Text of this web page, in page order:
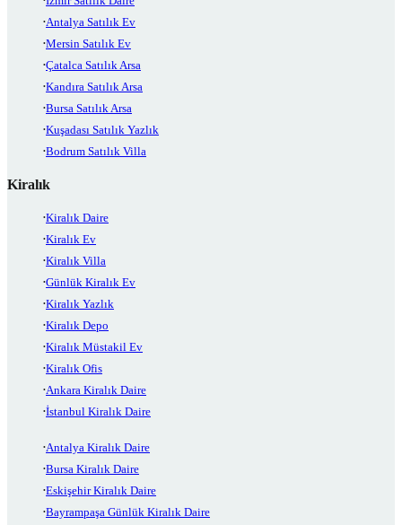
Antalya Satılık Ev
Mersin Satılık Ev
Çatalca Satılık Arsa
Kandıra Satılık Arsa
Bursa Satılık Arsa
Kuşadası Satılık Yazlık
Bodrum Satılık Villa
Kiralık
Kiralık Daire
Kiralık Ev
Kiralık Villa
Günlük Kiralık Ev
Kiralık Yazlık
Kiralık Depo
Kiralık Müstakil Ev
Kiralık Ofis
Ankara Kiralık Daire
İstanbul Kiralık Daire
Antalya Kiralık Daire
Bursa Kiralık Daire
Eskişehir Kiralık Daire
Bayrampaşa Günlük Kiralık Daire